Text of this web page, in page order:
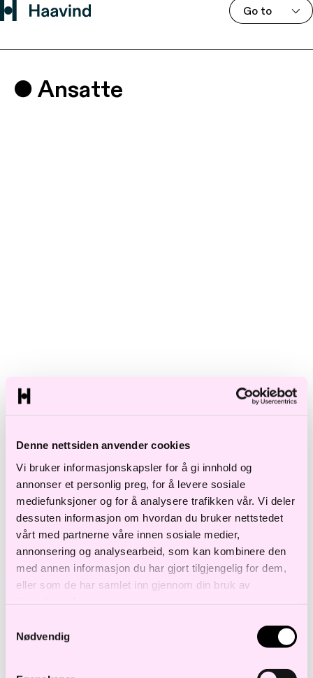
Denne nettsiden anvender cookies
Vi bruker informasjonskapsler for å gi innhold og
annonser et personlig preg, for å levere sosiale
mediefunksjoner og for å analysere trafikken vår. Vi deler
dessuten informasjon om hvordan du bruker nettstedet
vårt med partnerne våre innen sosiale medier,
annonsering og analysearbeid, som kan kombinere den
med annen informasjon du har gjort tilgjengelig for dem,
eller som de har samlet inn gjennom din bruk av
Nødvendig
Go to
Ansatte
Ekspertise Rolle Søk
L